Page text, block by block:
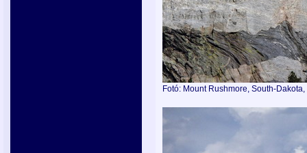
Fotó: Mount Rushmore, South-